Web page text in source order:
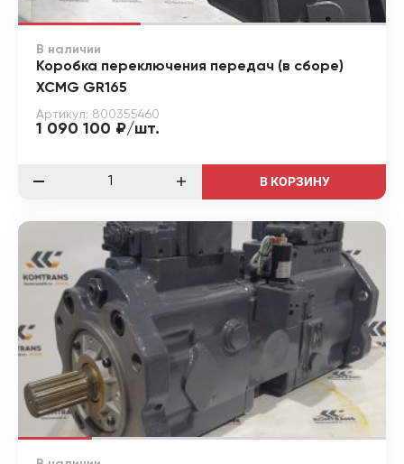
В наличии
Коробка переключения передач (в сборе)
XCMG GR165
Артикул: 800355460
1 090 100 ₽/шт.
В КОРЗИНУ